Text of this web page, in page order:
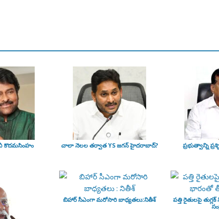
కొదమసింహం చాలా నెలల తర్వాత YS జగన్ హైదరాబాద్? ప్రభుత్వాన్ని
బిహార్ సీఎంగా మరోసారి బాధ్యతలు:నితీశ్
పత్తి రైతులపై